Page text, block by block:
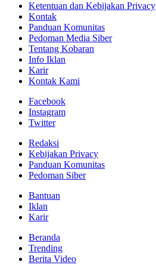
Ketentuan dan Kebijakan Privacy
Kontak
Panduan Komunitas
Pedoman Media Siber
Tentang Kobaran
Info Iklan
Karir
Kontak Kami
Facebook
Instagram
Twitter
Redaksi
Kebijakan Privacy
Panduan Komunitas
Pedoman Siber
Bantuan
Iklan
Karir
Beranda
Trending
Berita Video